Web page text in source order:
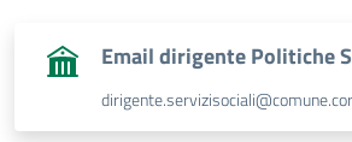
Email dirigente Politiche